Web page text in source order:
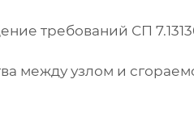
требований СП
между узлом и